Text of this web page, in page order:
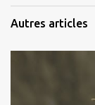
Autres articles